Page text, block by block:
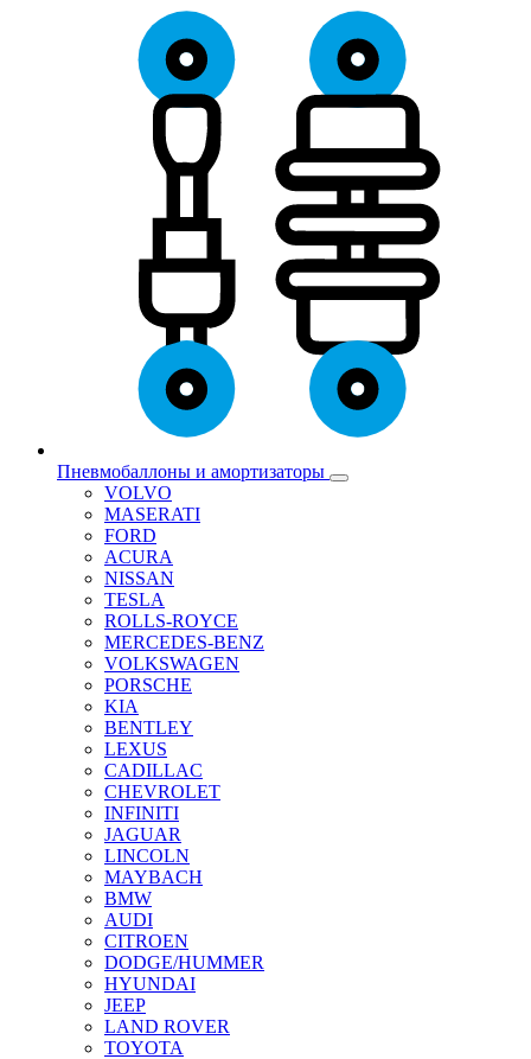
Пневмобаллоны и амортизаторы
VOLVO
MASERATI
FORD
ACURA
NISSAN
TESLA
ROLLS-ROYCE
MERCEDES-BENZ
VOLKSWAGEN
PORSCHE
KIA
BENTLEY
LEXUS
CADILLAC
CHEVROLET
INFINITI
JAGUAR
LINCOLN
MAYBACH
BMW
AUDI
CITROEN
DODGE/HUMMER
HYUNDAI
JEEP
LAND ROVER
TOYOTA